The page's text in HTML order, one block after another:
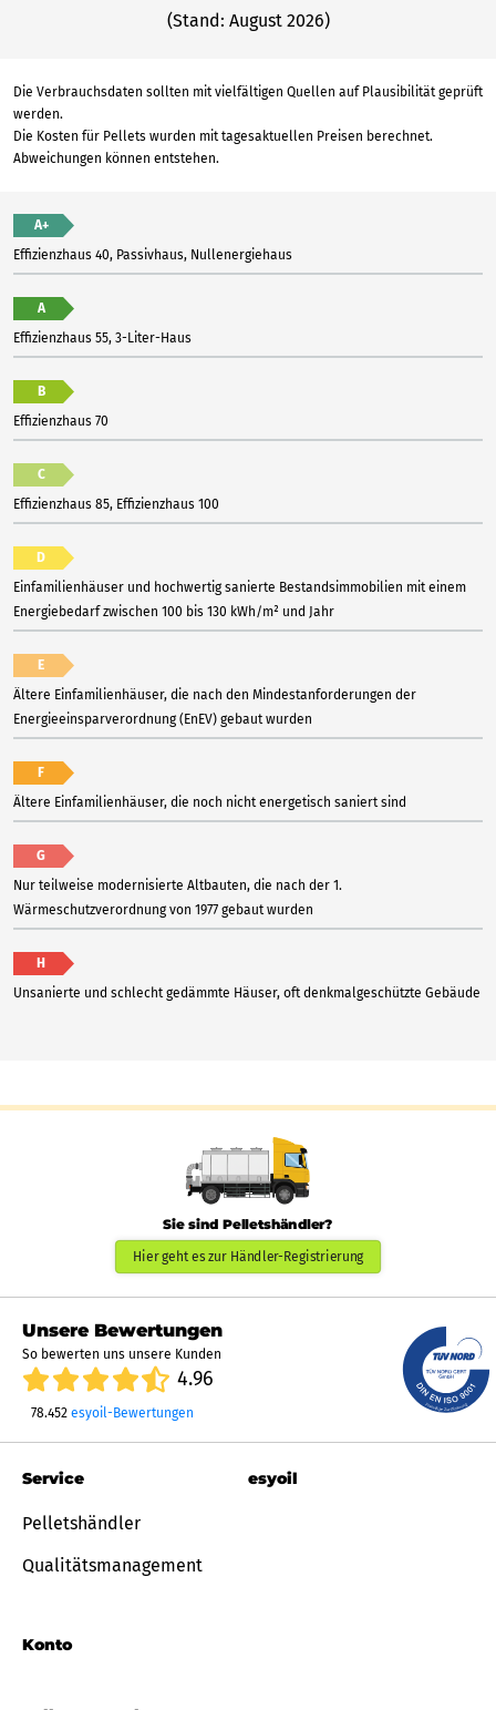
(Stand: August 2026)
Die Verbrauchsdaten sollten mit vielfältigen Quellen auf Plausibilität geprüft
werden.
Die Kosten für Pellets wurden mit tagesaktuellen Preisen berechnet.
Abweichungen können entstehen.
A+
Effizienzhaus 40, Passivhaus, Nullenergiehaus
A
Effizienzhaus 55, 3-Liter-Haus
B
Effizienzhaus 70
C
Effizienzhaus 85, Effizienzhaus 100
D
Einfamilienhäuser und hochwertig sanierte Bestandsimmobilien mit einem
Energiebedarf zwischen 100 bis 130 kWh/m² und Jahr
E
Ältere Einfamilienhäuser, die nach den Mindestanforderungen der
Energieeinsparverordnung (EnEV) gebaut wurden
F
Ältere Einfamilienhäuser, die noch nicht energetisch saniert sind
G
Nur teilweise modernisierte Altbauten, die nach der 1.
Wärmeschutzverordnung von 1977 gebaut wurden
H
Unsanierte und schlecht gedämmte Häuser, oft denkmalgeschützte Gebäude
Sie sind Pelletshändler?
Hier geht es zur Händler-Registrierung
Unsere Bewertungen
So bewerten uns unsere Kunden
4.96
78.452 esyoil-Bewertungen
Service
Pelletshändler
Qualitätsmanagement
Konto
esyoil